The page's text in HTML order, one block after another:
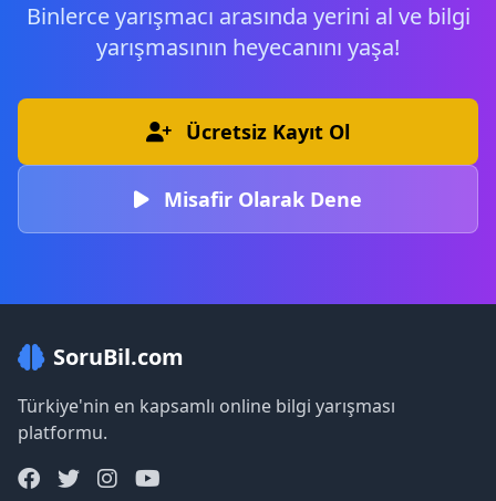
Binlerce yarışmacı arasında yerini al ve bilgi
yarışmasının heyecanını yaşa!
Ücretsiz Kayıt Ol
Misafir Olarak Dene
SoruBil.com
Türkiye'nin en kapsamlı online bilgi yarışması
platformu.